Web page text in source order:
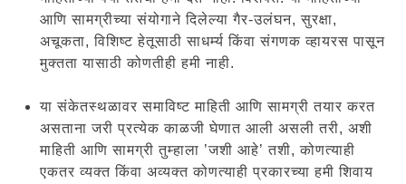
आणि सामग्रीच्या संयोगाने दिलेल्या गैर-उलंघन, सुरक्षा,
अचूकता, विशिष्ट हेतूसाठी साधर्म्य किंवा संगणक व्हायरस पासून
मुक्तता यासाठी कोणतीही हमी नाही.
या संकेतस्थळावर समाविष्ट माहिती आणि सामग्री तयार करत
असताना जरी प्रत्येक काळजी घेणात आली असली तरी, अशी
माहिती आणि सामग्री तुम्हाला ’जशी आहे’ तशी, कोणत्याही
एकतर व्यक्त किंवा अव्यक्त कोणत्याही प्रकारच्या हमी शिवाय